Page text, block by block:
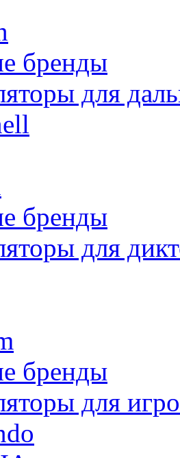
бренды
для
бренды
для
бренды
для